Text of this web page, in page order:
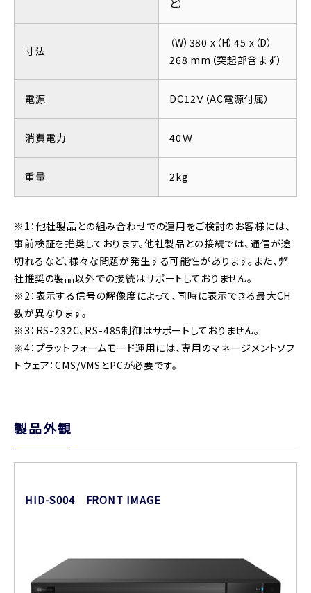
と）
寸法
（W）380 x（H）45 x（D）
268 mm（突起部含まず）
電源 DC12Ｖ（AC電源付属）
消費電力 40Ｗ
重量 2kg
※1：他社製品との組み合わせでの運用をご検討のお客様には、
事前検証を推奨しております。他社製品との接続では、通信が途
切れるなど、様々な問題が発生する可能性があります。また、弊
社推奨の製品以外での接続はサポートしておりません。
※2：表示する信号の解像度によって、同時に表示できる最大CH
数が異なります。
※3：RS-232C、RS-485制御はサポートしておりません。
※4：プラットフォームモード運用には、専用のマネージメントソフ
トウェア：CMS/VMSとPCが必要です。
製品外観
HID-S004 FRONT IMAGE